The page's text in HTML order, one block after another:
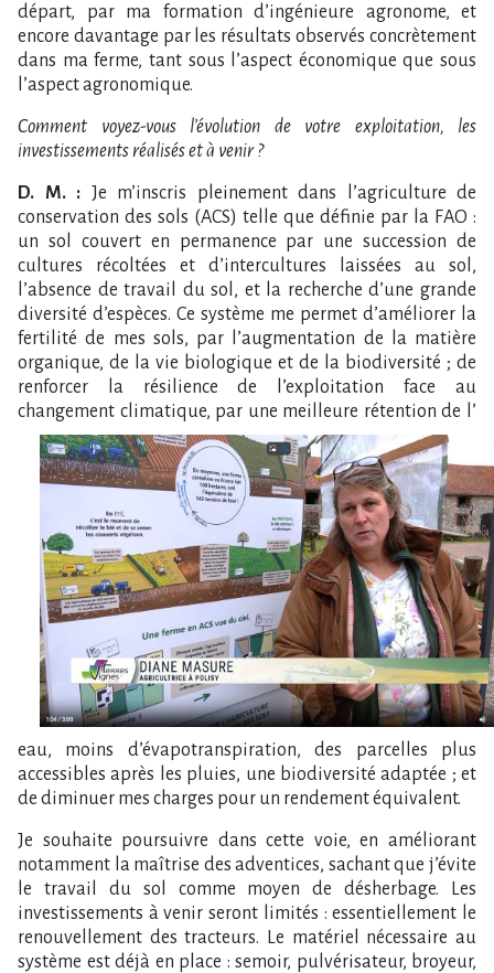
départ, par ma formation d’ingénieure agronome, et
encore davantage par les résultats observés concrètement
dans ma ferme, tant sous l’aspect économique que sous
l’aspect agronomique.
Comment voyez-vous l’évolution de votre exploitation, les
investissements réalisés et à venir ?
D. M. : Je m’inscris pleinement dans l’agriculture de
conservation des sols (ACS) telle que définie par la FAO :
un sol couvert en permanence par une succession de
cultures récoltées et d’intercultures laissées au sol,
l’absence de travail du sol, et la recherche d’une grande
diversité d’espèces. Ce système me permet d’améliorer la
fertilité de mes sols, par l’augmentation de la matière
organique, de la vie biologique et de la biodiversité ; de
renforcer la résilience de l’exploitation face au
changement climatique, par une meilleure rétention de l’
eau, moins d’évapotranspiration, des parcelles plus
accessibles après les pluies, une biodiversité adaptée ; et
de diminuer mes charges pour un rendement équivalent.
Je souhaite poursuivre dans cette voie, en améliorant
notamment la maîtrise des adventices, sachant que j’évite
le travail du sol comme moyen de désherbage. Les
investissements à venir seront limités : essentiellement le
renouvellement des tracteurs. Le matériel nécessaire au
système est déjà en place : semoir, pulvérisateur, broyeur,